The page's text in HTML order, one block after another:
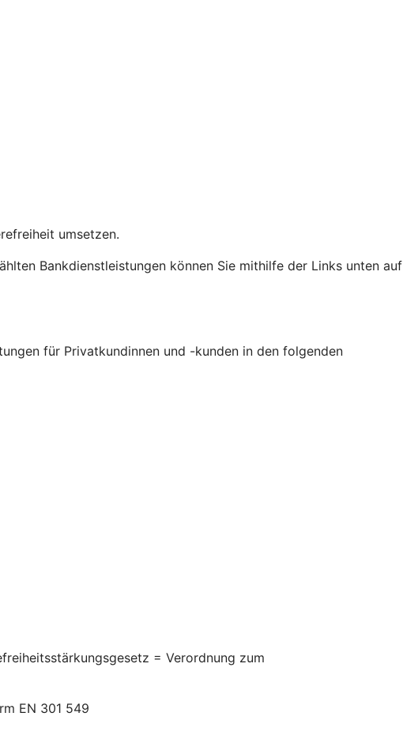
umsetzen.
Bankdienstleistungen können Sie mithilfe der Links unten auf
für Privatkundinnen und -kunden in den folgenden
= Verordnung zum
EN 301 549